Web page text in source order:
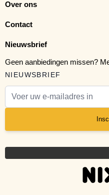
Over ons
Contact
Nieuwsbrief
Geen aanbiedingen missen?
NIEUWSBRIEF